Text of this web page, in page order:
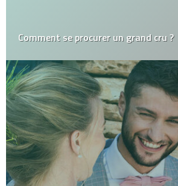
Comment se procurer un grand cru ?